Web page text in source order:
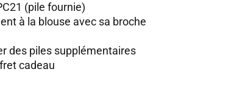
(pile fournie)
à la blouse avec sa broche
des piles supplémentaires
cadeau